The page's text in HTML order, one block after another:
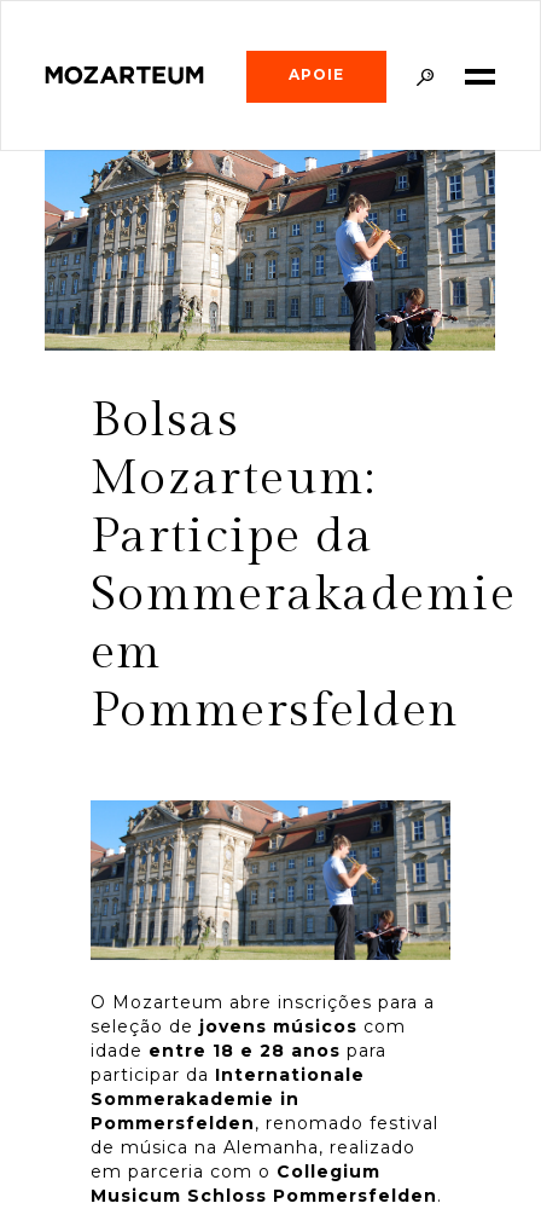
APOIE
Bolsas
Mozarteum:
Participe da
Sommerakademie
em
Pommersfelden
O Mozarteum abre inscrições para a
seleção de jovens músicos com
idade entre 18 e 28 anos para
participar da Internationale
Sommerakademie in
Pommersfelden, renomado festival
de música na Alemanha, realizado
em parceria com o Collegium
Musicum Schloss Pommersfelden.